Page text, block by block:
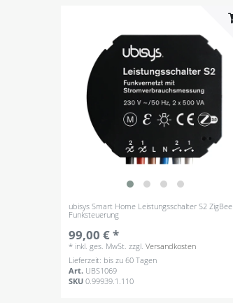
ubisys Smart Home Leistungsschalter S2 ZigBee
Funksteuerung
99,00 € *
* inkl. ges. MwSt. zzgl.Versandkosten
Lieferzeit: bis zu 60 Tagen
Art. UBS1069
SKU0.99939.1.110